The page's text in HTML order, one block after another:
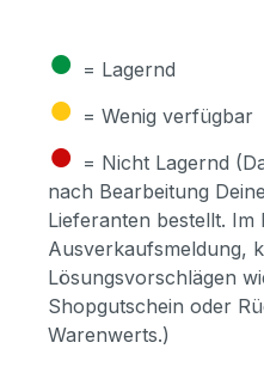
● = Lagernd
● = Wenig verfügbar
● = Nicht Lagernd
nach Bearbeitung
Lieferanten bestellt. Im
Ausverkaufsmeldung,
Lösungsvorschlägen
Shopgutschein oder
Warenwerts.)